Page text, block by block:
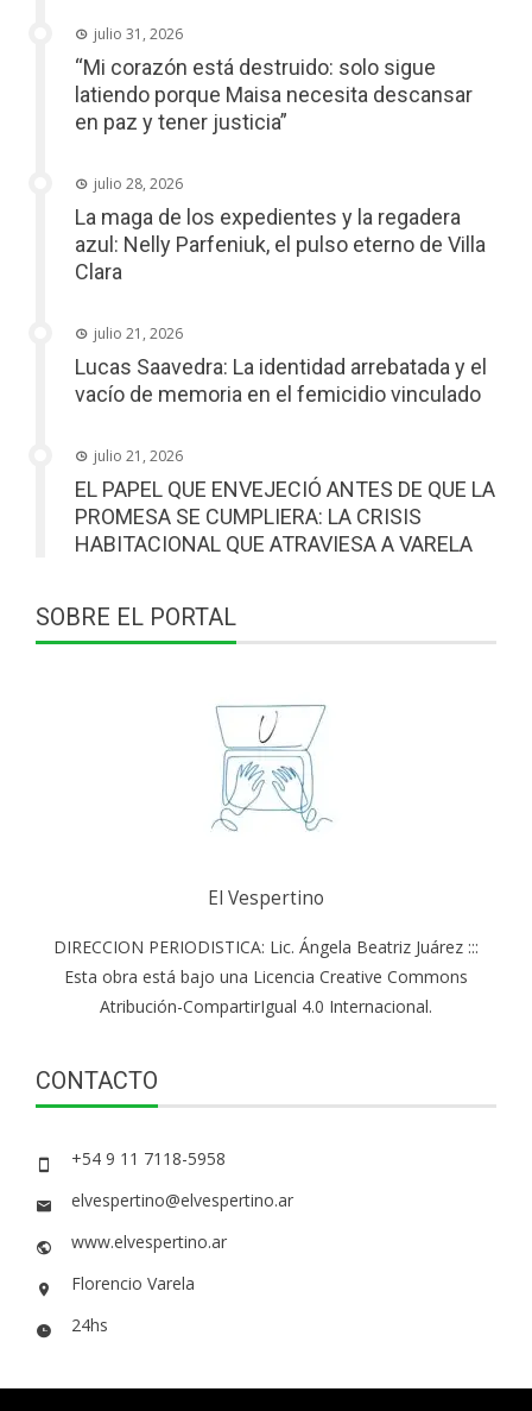
julio 31, 2026
“Mi corazón está destruido: solo sigue
latiendo porque Maisa necesita descansar
en paz y tener justicia”
julio 28, 2026
La maga de los expedientes y la regadera
azul: Nelly Parfeniuk, el pulso eterno de Villa
Clara
julio 21, 2026
Lucas Saavedra: La identidad arrebatada y el
vacío de memoria en el femicidio vinculado
julio 21, 2026
EL PAPEL QUE ENVEJECIÓ ANTES DE QUE LA
PROMESA SE CUMPLIERA: LA CRISIS
HABITACIONAL QUE ATRAVIESA A VARELA
SOBRE EL PORTAL
El Vespertino
DIRECCION PERIODISTICA: Lic. Ángela Beatriz Juárez :::
Esta obra está bajo una Licencia Creative Commons
Atribución-CompartirIgual 4.0 Internacional.
CONTACTO
+54 9 11 7118-5958
elvespertino@elvespertino.ar
www.elvespertino.ar
Florencio Varela
24hs